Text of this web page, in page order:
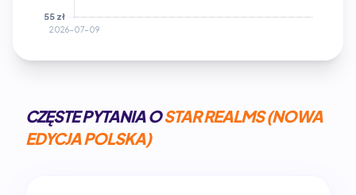
CZĘSTE PYTANIA OSTAR REALMS (NOWA
EDYCJA POLSKA)